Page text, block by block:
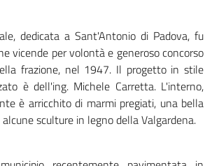
dedicata a Sant'Antonio di Padova, fu
vicende per volontà e generoso concorso
frazione, nel 1947. Il progetto in stile
è dell'ing. Michele Carretta. L'interno,
è arricchito di marmi pregiati, una bella
sculture in legno della Valgardena.